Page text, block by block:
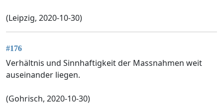
(Leipzig, 2020-10-30)
#176
Verhältnis und Sinnhaftigkeit der Massnahmen weit
auseinander liegen.
(Gohrisch, 2020-10-30)